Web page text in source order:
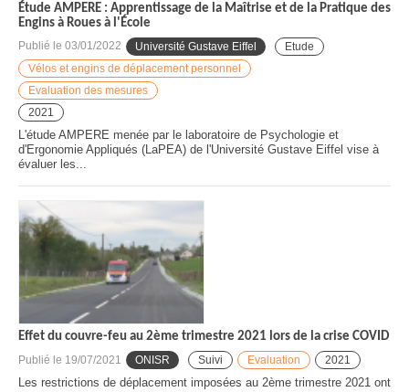
Étude AMPERE : Apprentissage de la Maîtrise et de la Pratique des
Engins à Roues à l'École
Publié le 03/01/2022 Université Gustave Eiffel
Etude
Vélos et engins de déplacement personnel
Evaluation des mesures
2021
L'étude AMPERE menée par le laboratoire de Psychologie et
d'Ergonomie Appliqués (LaPEA) de l'Université Gustave Eiffel vise à
évaluer les...
Effet du couvre-feu au 2ème trimestre 2021 lors de la crise COVID
Publié le 19/07/2021 ONISR Suivi Evaluation 2021
Les restrictions de déplacement imposées au 2ème trimestre 2021 ont